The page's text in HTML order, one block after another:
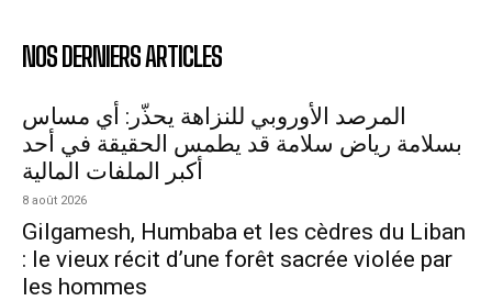
NOS DERNIERS ARTICLES
المرصد الأوروبي للنزاهة يحذّر: أي مساس
بسلامة رياض سلامة قد يطمس الحقيقة في أحد
أكبر الملفات المالية
8 août 2026
Gilgamesh, Humbaba et les cèdres du Liban
: le vieux récit d’une forêt sacrée violée par
les hommes